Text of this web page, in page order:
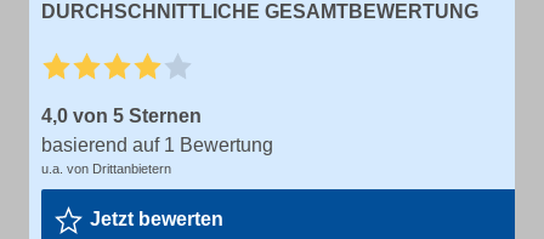
DURCHSCHNITTLICHE GESAMTBEWERTUNG
4,0 von 5 Sternen
basierend auf 1 Bewertung
u.a. von Drittanbietern
Jetzt bewerten